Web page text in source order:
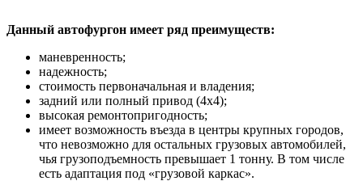
Данный автофургон имеет ряд преимуществ:
маневренность;
надежность;
стоимость первоначальная и владения;
задний или полный привод (4х4);
высокая ремонтопригодность;
имеет возможность въезда в центры крупных городов,
что невозможно для остальных грузовых автомобилей,
чья грузоподъемность превышает 1 тонну. В том числе
есть адаптация под «грузовой каркас».